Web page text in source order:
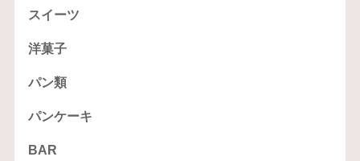
スイーツ
洋菓子
パン類
パンケーキ
BAR